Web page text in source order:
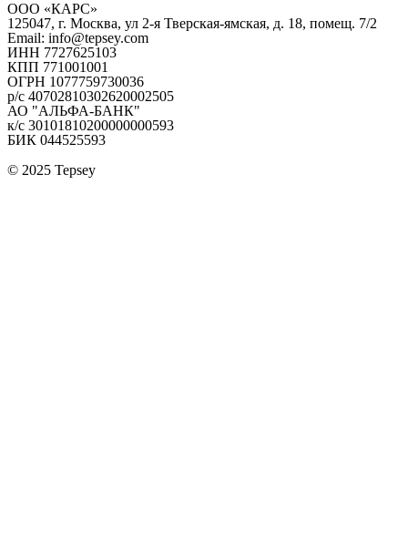
ООО «КАРС»
125047, г. Москва, ул 2-я Тверская-ямская, д. 18, помещ. 7/2
Email: info@tepsey.com
ИНН 7727625103
КПП 771001001
ОГРН 1077759730036
р/с 40702810302620002505
АО "АЛЬФА-БАНК"
к/с 30101810200000000593
БИК 044525593
© 2025 Tepsey